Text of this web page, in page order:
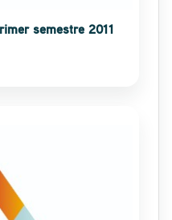
semestre 2011